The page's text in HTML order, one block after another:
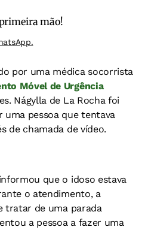
mão!
por uma médica socorrista
Móvel de Urgência
Nágylla de La Rocha foi
uma pessoa que tentava
de chamada de vídeo.
que o idoso estava
o atendimento, a
tratar de uma parada
a pessoa a fazer uma